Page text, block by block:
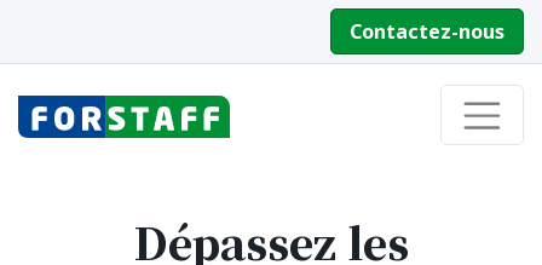
Contactez-nous
Dépassez les